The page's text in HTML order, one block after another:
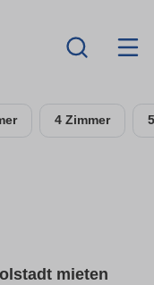
4 Zimmer
mieten